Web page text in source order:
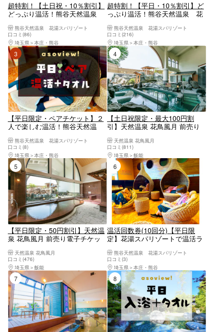
超特割！【土日祝・10％割引】
どっぷり温活！熊谷天然温泉
浴＋タオル）
熊谷天然温泉 花湯スパリゾート
口コミ(86)
埼玉県
本庄・熊谷
超特割！【平日・10％割引】ど
っぷり温活！熊谷天然温泉 花
＋タオル）
熊谷天然温泉 花湯スパリゾート
口コミ(216)
埼玉県
本庄・熊谷
3位
【平日限定・ペアチケット】２
人で楽しむ温活！熊谷天然温
岩盤浴＋タオル）
熊谷天然温泉 花湯スパリゾート
口コミ(8)
埼玉県
本庄・熊谷
【土日祝限定・最大100円割
引】天然温泉 花鳥風月 前売り
天然温泉 花鳥風月
口コミ(811)
埼玉県
飯能
5位
【平日限定・50円割引】天然温
泉 花鳥風月 前売り電子チケッ
天然温泉 花鳥風月
口コミ(476)
埼玉県
飯能
6位
温活回数券(10回分)【平日限
定】花湯スパリゾートで温活ラ
りを♪（入浴＋岩盤浴＋タオ
ル）
熊谷天然温泉 花湯スパリゾート
口コミ(3)
埼玉県
本庄・熊谷
7位 8位